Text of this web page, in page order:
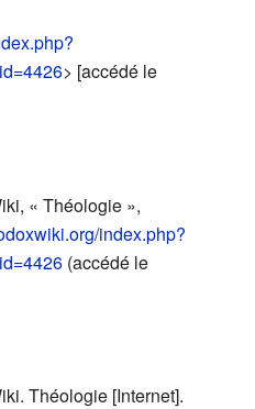
> [accédé le
« Théologie »,
index.php?
(accédé le
Théologie [Internet].